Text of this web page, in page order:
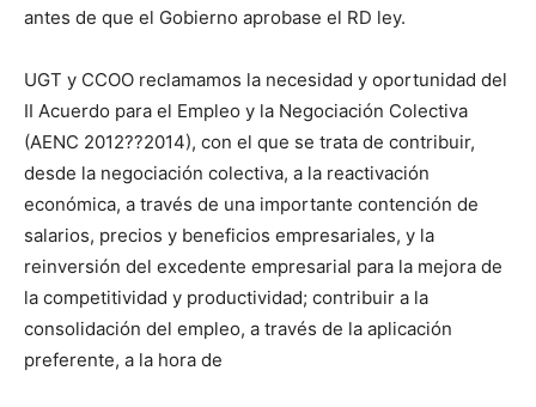
antes de que el Gobierno aprobase el RD ley.
UGT y CCOO reclamamos la necesidad y oportunidad del
II Acuerdo para el Empleo y la Negociación Colectiva
(AENC 2012??2014), con el que se trata de contribuir,
desde la negociación colectiva, a la reactivación
económica, a través de una importante contención de
salarios, precios y beneficios empresariales, y la
reinversión del excedente empresarial para la mejora de
la competitividad y productividad; contribuir a la
consolidación del empleo, a través de la aplicación
preferente, a la hora de